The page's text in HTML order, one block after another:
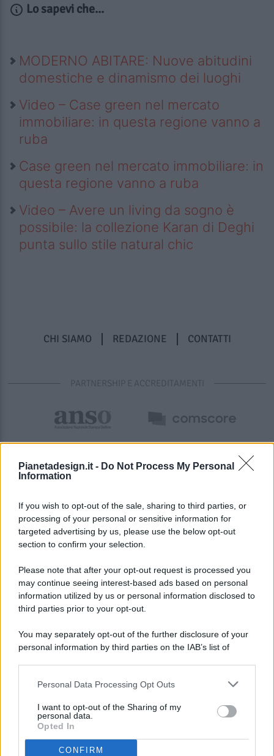
Pianetadesign.it - Do Not Process My Personal
Information
If you wish to opt-out of the sale, sharing to third parties, or
processing of your personal or sensitive information for
targeted advertising by us, please use the below opt-out
section to confirm your selection.
Please note that after your opt-out request is processed you
may continue seeing interest-based ads based on personal
information utilized by us or personal information disclosed to
third parties prior to your opt-out.
You may separately opt-out of the further disclosure of your
personal information by third parties on the IAB’s list of
This information may also be disclosed by us to third parties
disclose it to other third parties.
Personal Data Processing Opt Outs
I want to opt-out of the Sharing of my
personal data.
Opted In
CONFIRM
Lo sapevi che...
MODERNO ABITARE: Nuove abitudini
domestiche e dinamismo dei luoghi
Video – Case green nel mercato
immobiliare: in questa regione vanno a
ruba
Case green nel mercato immobiliare: in
questa regione vanno a ruba
Video – Avere un living da sogno è
possibile: la collezione Karan di Deghi
punta sullo stile natural chic
CHI SIAMO REDAZIONE CONTATTI
PARTNERSHIP E ACCREDITAMENTI
© 2026 - Pianeta Design - P.IVA 04827280654 - Testata
Registrata Al Tribunale Di Nocera Inferiore N. 8/2020 - RG N.
ISCRIZIONE AL ROC N. 35792 – ISCRITTA ALL’ANSO
(ASSOCIAZIONE NAZIONALE STAMPA ONLINE)
PREFERENZE PRIVACY